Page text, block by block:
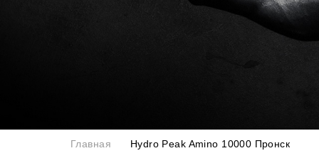
Главная Hydro Peak Amino 10000 Пронск